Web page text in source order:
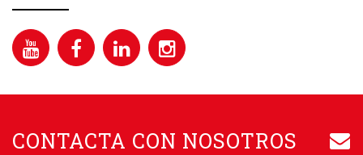
CONTACTA CON NOSOTROS